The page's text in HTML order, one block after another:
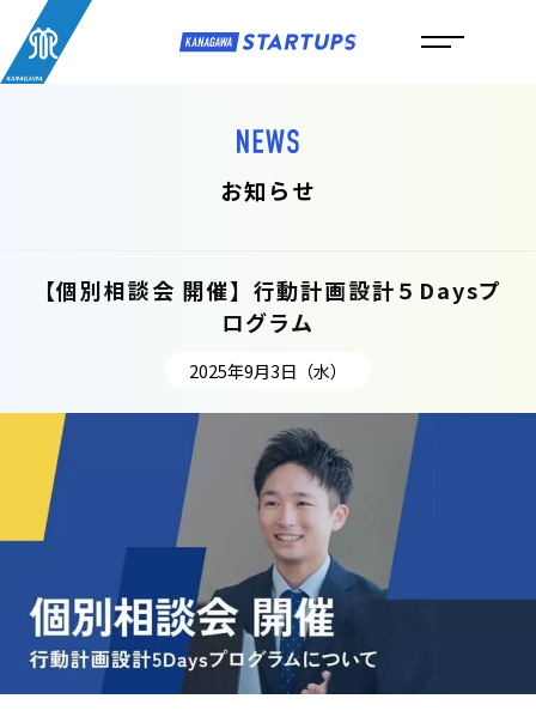
お知らせ
【個別相談会 開催】行動計画設計５Daysプ
ログラム
2025年9月3日（水）